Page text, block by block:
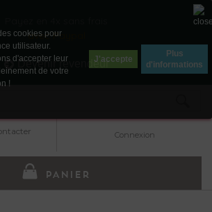
avec Paypal
Devenir revendeur
Connexion
PANIER
cookies pour
utilisateur.
d'accepter leur
de votre
!
J'accepte
Plus
d'informations